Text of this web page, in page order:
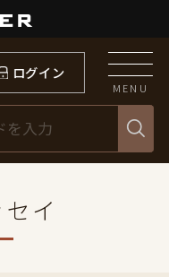
ログイン
MENU
イ